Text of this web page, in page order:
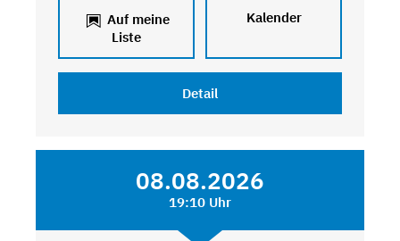
Auf meine
Liste
Kalender
Detail
08.08.2026
19:10 Uhr